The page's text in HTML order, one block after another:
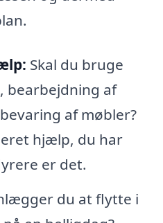
Skal du bruge
bearbejdning af
af møbler?
hjælp, du har
er det.
du at flytte i